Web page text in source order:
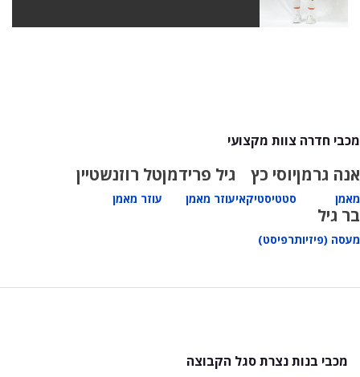
מכבי חדרה צוות מקצועי
אנה גרמן
מאמן
יוסי כץ
סטטיסטיקאי
גיל פרידמן
עוזר מאמן
טל רוזנשטיין
עוזר מאמן
בר גיל
מעסה (פיזיותרפיסט)
מכבי בנות נצרת סגל הקבוצה